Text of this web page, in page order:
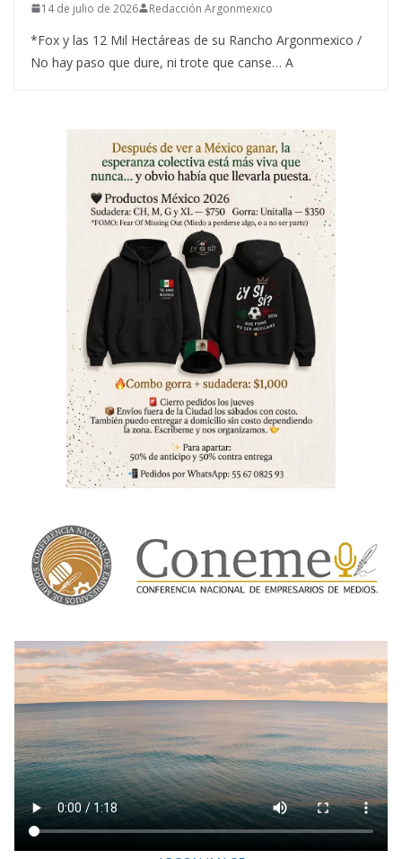
14 de julio de 2026 Redacción Argonmexico
*Fox y las 12 Mil Hectáreas de su Rancho Argonmexico /
No hay paso que dure, ni trote que canse… A